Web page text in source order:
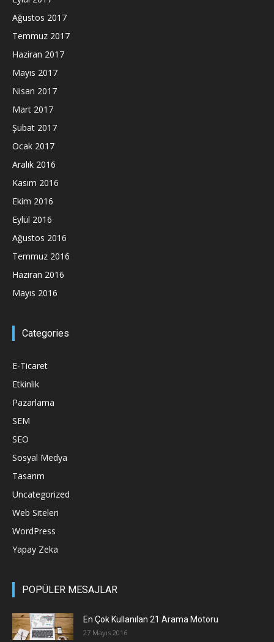
Ağustos 2017
Temmuz 2017
Haziran 2017
Mayıs 2017
Nisan 2017
Mart 2017
Şubat 2017
Ocak 2017
Aralık 2016
Kasım 2016
Ekim 2016
Eylül 2016
Ağustos 2016
Temmuz 2016
Haziran 2016
Mayıs 2016
Categories
E-Ticaret
Etkinlik
Pazarlama
SEM
SEO
Sosyal Medya
Tasarım
Uncategorized
Web Siteleri
WordPress
Yapay Zeka
POPÜLER MESAJLAR
En Çok Kullanılan 21 Arama Motoru
27 Mayıs 2016